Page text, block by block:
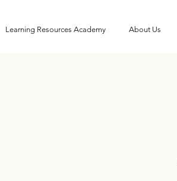
Learning Resources Academy About Us